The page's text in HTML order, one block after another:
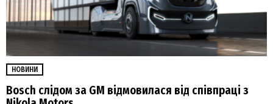
НОВИНИ
Bosch слідом за GM відмовилася від співпраці з